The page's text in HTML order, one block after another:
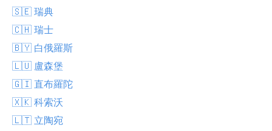
🇸🇪 瑞典
🇨🇭 瑞士
🇧🇾 白俄羅斯
🇱🇺 盧森堡
🇬🇮 直布羅陀
🇽🇰 科索沃
🇱🇹 立陶宛